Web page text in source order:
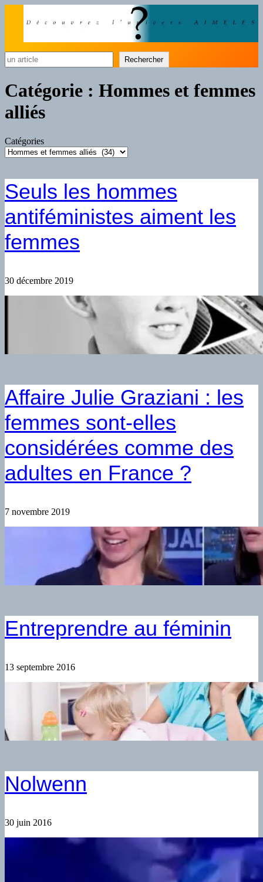
Rechercher
Catégorie : Hommes et femmes
alliés
Catégories
Seuls les hommes
antiféministes aiment les
femmes
30 décembre 2019
Affaire Julie Graziani : les
femmes sont-elles
considérées comme des
adultes en France ?
7 novembre 2019
Entreprendre au féminin
13 septembre 2016
Nolwenn
30 juin 2016